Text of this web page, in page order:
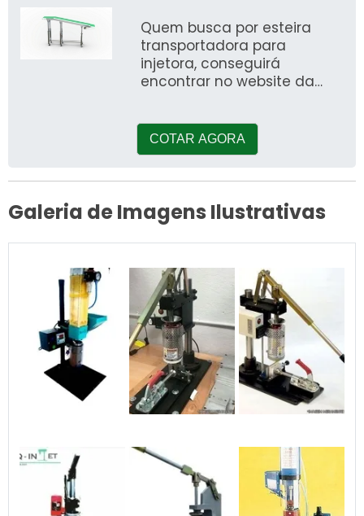
Quem busca por esteira
transportadora para
injetora, conseguirá
encontrar no website da
cotação na compan
COTAR AGORA
Galeria de Imagens Ilustrativas